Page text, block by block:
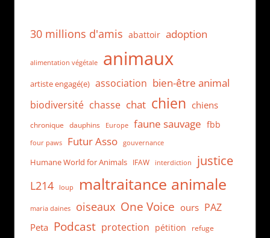
30 millions d'amis abattoir adoption
alimentation végétale animaux
artiste engagé(e) association bien-être animal
biodiversité chasse chat chien chiens
chronique dauphins Europe faune sauvage fbb
four paws Futur Asso gouvernance
Humane World for Animals IFAW interdiction justice
L214 loup maltraitance animale
maria daines oiseaux One Voice ours PAZ
Peta Podcast protection pétition refuge